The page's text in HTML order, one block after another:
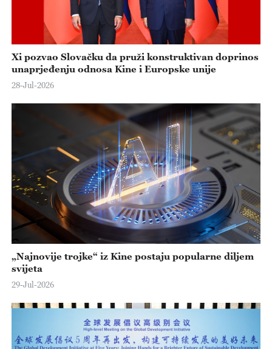
Xi pozvao Slovačku da pruži konstruktivan doprinos
unaprjeđenju odnosa Kine i Europske unije
28-Jul-2026
„Najnovije trojke“ iz Kine postaju popularne diljem
svijeta
29-Jul-2026